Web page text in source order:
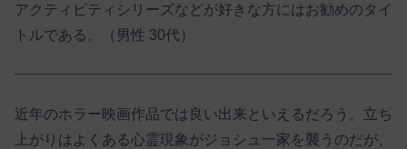
アクティビティシリーズなどが好きな方にはお勧めのタイ
トルである。（男性 30代）
近年のホラー映画作品では良い出来といえるだろう。立ち
上がりはよくある心霊現象がジョシュ一家を襲うのだが、